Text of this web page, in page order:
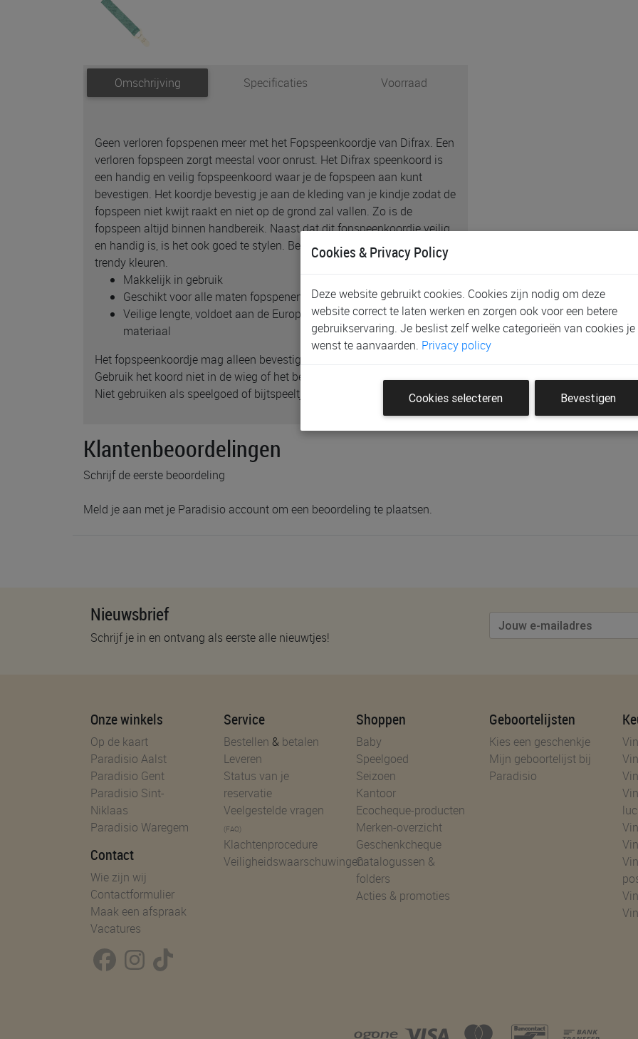
Omschrijving Specificaties Voorraad
Geen verloren fopspenen meer met het Fopspeenkoordje van Difrax. Een
verloren fopspeen zorgt meestal voor onrust. Het Difrax speenkoord is
een handig en veilig fopspeenkoord waar je de fopspeen aan kunt
bevestigen. Het koordje bevestig je aan de kleding van je kindje zodat de
fopspeen niet kwijt raakt en niet op de grond zal vallen. Zo is de
fopspeen altijd binnen handbereik. Naast dat dit fopspeenkoordje veilig
en handig is, is het ook goed te stylen. Beschikbaar in verschillende
trendy kleuren.
Makkelijk in gebruik
Geschikt voor alle maten fopspenen
Veilige lengte, voldoet aan de Europese normBPA- en BPS-vrij
materiaal
Het fopspeenkoordje mag alleen bevestigd worden aan kleding.
Gebruik het koord niet in de wieg of het bedje.
Niet gebruiken als speelgoed of bijtspeeltje.
Klantenbeoordelingen
Schrijf de eerste beoordeling
Meld je aan met je Paradisio account om een beoordeling te plaatsen.
Nieuwsbrief
Schrijf je in en ontvang als eerste alle nieuwtjes!
Onze winkels
Op de kaart
Paradisio Aalst
Paradisio Gent
Paradisio Sint-
Niklaas
Paradisio Waregem
Contact
Wie zijn wij
Contactformulier
Maak een afspraak
Vacatures
Service
Bestellen & betalen
Leveren
Status van je
reservatie
Veelgestelde vragen
(FAQ)
Klachtenprocedure
Veiligheidswaarschuwingen
Shoppen
Baby
Speelgoed
Seizoen
Kantoor
Ecocheque-producten
Merken-overzicht
Geschenkcheque
Catalogussen &
folders
Acties & promoties
Geboortelijsten
Kies een geschenkje
Mijn geboortelijst bij
Paradisio
Cookies & Privacy Policy
Deze website gebruikt cookies. Cookies zijn nodig om deze
website correct te laten werken en zorgen ook voor een betere
gebruikservaring. Je beslist zelf welke categorieën van cookies je
wenst te aanvaarden. Privacy policy
Cookies selecteren Bevestigen